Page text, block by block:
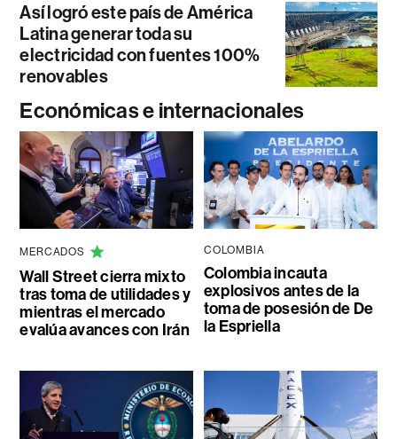
Así logró este país de América
Latina generar toda su
electricidad con fuentes 100%
renovables
Económicas e internacionales
MERCADOS
Wall Street cierra mixto
tras toma de utilidades y
mientras el mercado
evalúa avances con Irán
COLOMBIA
Colombia incauta
explosivos antes de la
toma de posesión de De
la Espriella